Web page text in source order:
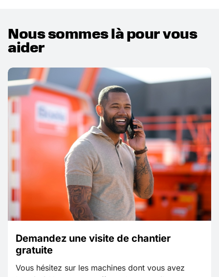
Nous sommes là pour vous
aider
Demandez une visite de chantier
gratuite
Vous hésitez sur les machines dont vous avez